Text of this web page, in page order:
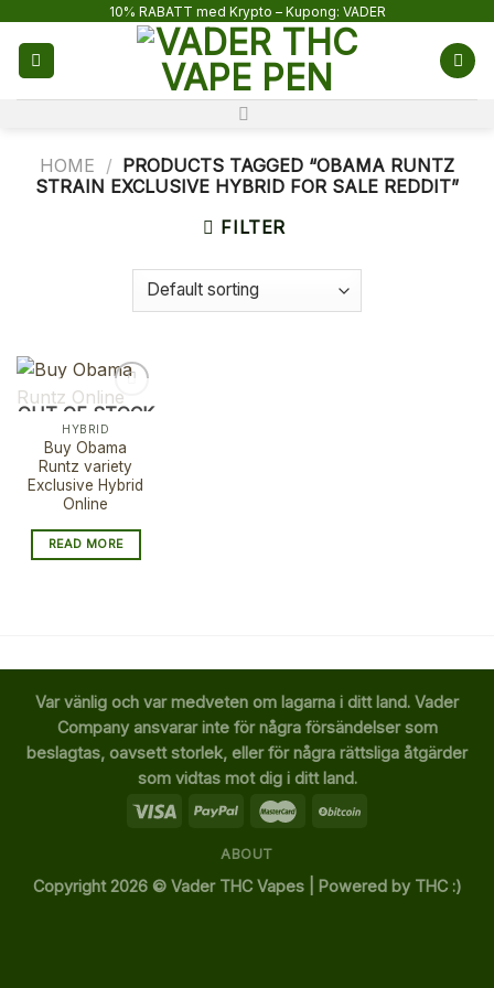
content
10% RABATT med Krypto – Kupong: VADER
HOME / PRODUCTS TAGGED “OBAMA RUNTZ
STRAIN EXCLUSIVE HYBRID FOR SALE REDDIT”
FILTER
OUT OF STOCK
HYBRID
Buy Obama
Runtz variety
Exclusive Hybrid
Online
READ MORE
Var vänlig och var medveten om lagarna i ditt land. Vader
Company ansvarar inte för några försändelser som
beslagtas, oavsett storlek, eller för några rättsliga åtgärder
som vidtas mot dig i ditt land.
ABOUT
Copyright 2026 © Vader THC Vapes | Powered by THC :)